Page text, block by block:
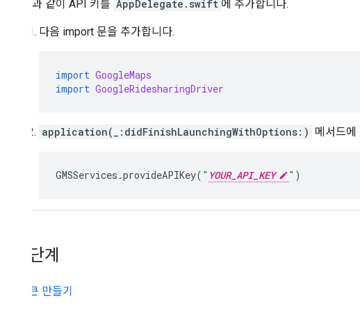
다음과 같이 API 키를 AppDelegate.swift 에 추가합니다.
다음 import 문을 추가합니다.
import GoogleMaps
import GoogleRidesharingDriver
application(_:didFinishLaunchingWithOptions:) 메서드에
GMSServices .provideAPIKey( " YOUR_API_KEY " )
다음 단계
인증 토큰 만들기